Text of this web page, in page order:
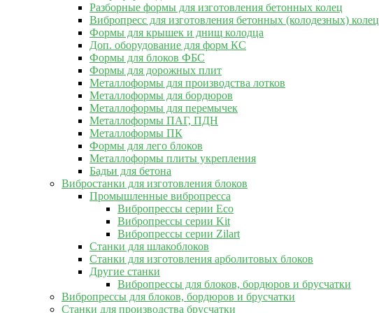
Разборные формы для изготовления бетонных колец
Вибропресс для изготовления бетонных (колодезных) колец
Формы для крышек и днищ колодца
Доп. оборудование для форм КС
Формы для блоков ФБС
Формы для дорожных плит
Металлоформы для производства лотков
Металлоформы для бордюров
Металлоформы для перемычек
Металлоформы ПАГ, ПДН
Металлоформы ПК
Формы для лего блоков
Металлоформы плиты укрепления
Бадьи для бетона
Вибростанки для изготовления блоков
Промышленные вибропресса
Вибропрессы серии Eco
Вибропрессы серии Kit
Вибропрессы серии Zilart
Станки для шлакоблоков
Станки для изготовления арболитовых блоков
Другие станки
Вибропрессы для блоков, бордюров и брусчатки
Вибропрессы для блоков, бордюров и брусчатки
Станки для производства брусчатки